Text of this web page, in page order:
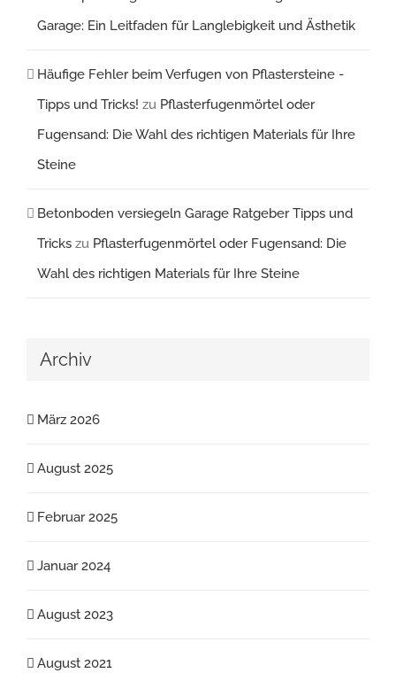
Garage: Ein Leitfaden für Langlebigkeit und Ästhetik
Häufige Fehler beim Verfugen von Pflastersteine -
Tipps und Tricks! zu Pflasterfugenmörtel oder
Fugensand: Die Wahl des richtigen Materials für Ihre
Steine
Betonboden versiegeln Garage Ratgeber Tipps und
Tricks zu Pflasterfugenmörtel oder Fugensand: Die
Wahl des richtigen Materials für Ihre Steine
Archiv
März 2026
August 2025
Februar 2025
Januar 2024
August 2023
August 2021